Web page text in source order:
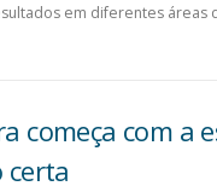
em diferentes áreas
começa com a